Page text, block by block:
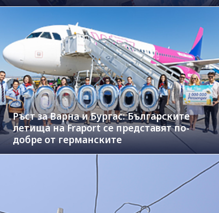
Ръст за Варна и Бургас: Българските
летища на Fraport се представят по-
добре от германските